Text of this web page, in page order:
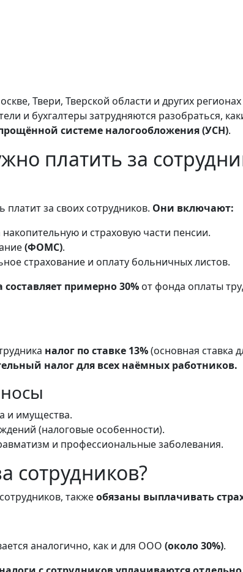
Твери, Тверской области и других регионах
и бухгалтеры затрудняются разобраться,
системе налогообложения (УСН).
платить за
за своих сотрудников. Они включают:
и страховую части пенсии.
(ФОМС).
страхование и оплату больничных листов.
составляет примерно 30% от фонда оплаты
налог по ставке 13%(основная ставка
налог для всех наёмных работников.
и имущества.
(налоговые особенности).
и профессиональные заболевания.
сотрудников?
такжеобязаны выплачивать
аналогично, как и для ООО (около 30%).